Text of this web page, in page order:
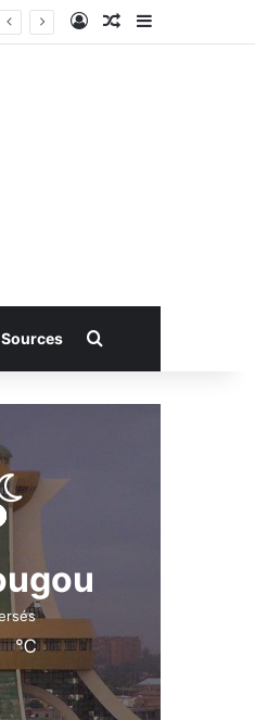
ConnexionArticle Aléatoire
Rechercher
℃